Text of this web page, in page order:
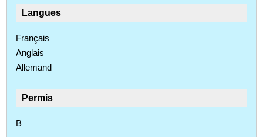
Langues
Français
Anglais
Allemand
Permis
B